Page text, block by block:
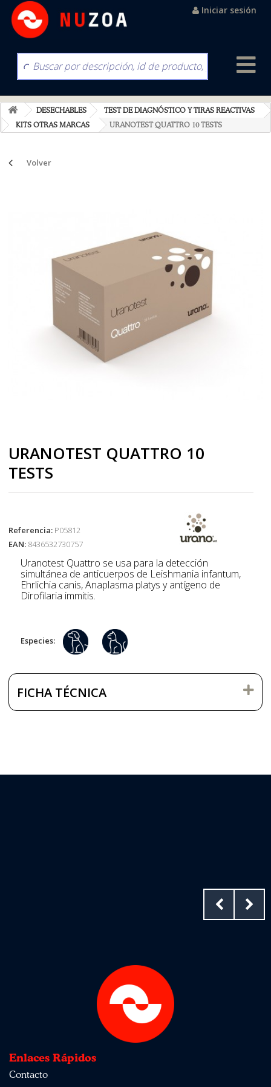
Iniciar sesión
DESECHABLES
TEST DE DIAGNÓSTICO Y TIRAS REACTIVAS
KITS OTRAS MARCAS
URANOTEST QUATTRO 10 TESTS
Volver
URANOTEST QUATTRO 10
TESTS
Referencia: P05812
EAN: 8436532730757
Uranotest Quattro se usa para la detección
simultánea de anticuerpos de Leishmania infantum,
Ehrlichia canis, Anaplasma platys y antígeno de
Dirofilaria immitis.
Especies:
FICHA TÉCNICA
Enlaces Rápidos
Contacto